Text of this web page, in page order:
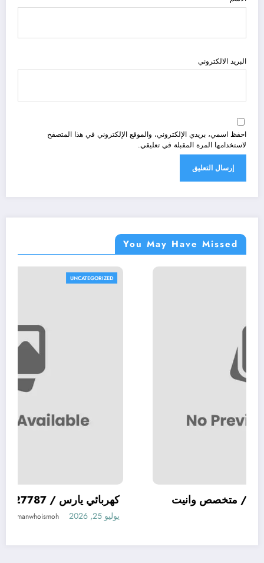
البريد الالكتروني
احفظ اسمي، بريدي الإلكتروني، والموقع الإلكتروني في هذا المتصفح
لاستخدامها المرة المقبلة في تعليقي.
You May Have Missed
كهربائي يارس /
يوليو 25, 2026
/ متخصص وانيت